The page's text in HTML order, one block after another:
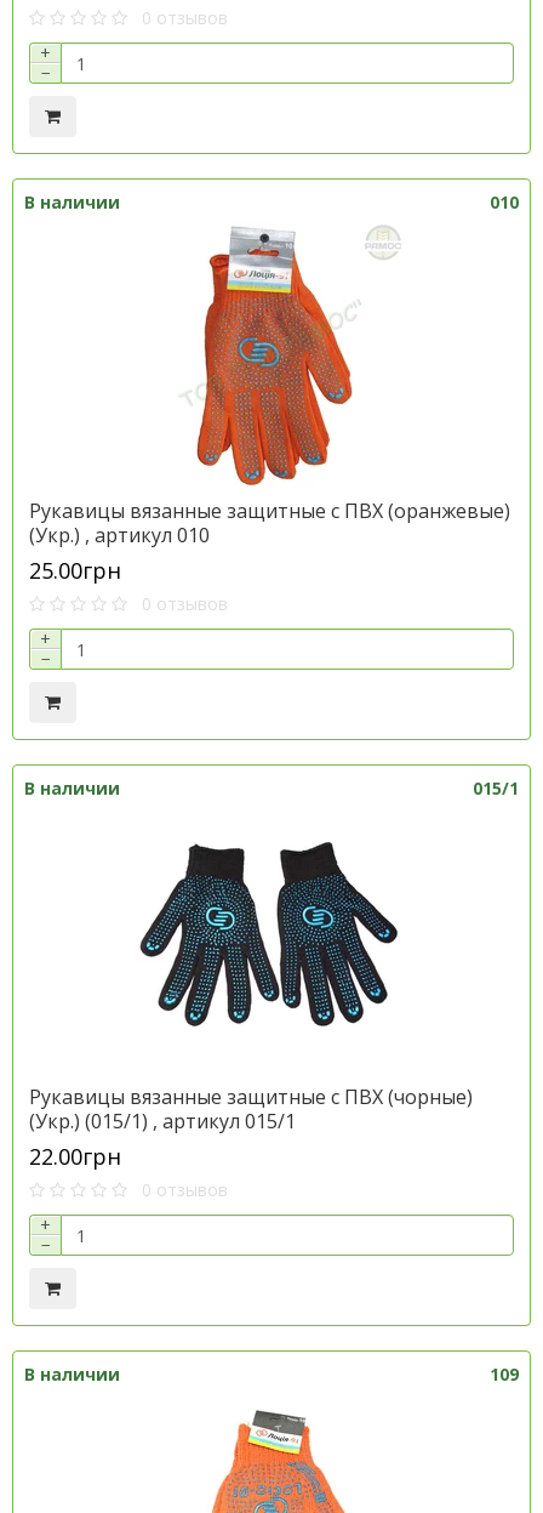
0 отзывов
+
−
В наличии 010
Рукавицы вязанные защитные с ПВХ (оранжевые)
(Укр.) , артикул 010
25.00грн
0 отзывов
+
−
В наличии 015/1
Рукавицы вязанные защитные с ПВХ (чорные)
(Укр.) (015/1) , артикул 015/1
22.00грн
0 отзывов
+
−
В наличии 109